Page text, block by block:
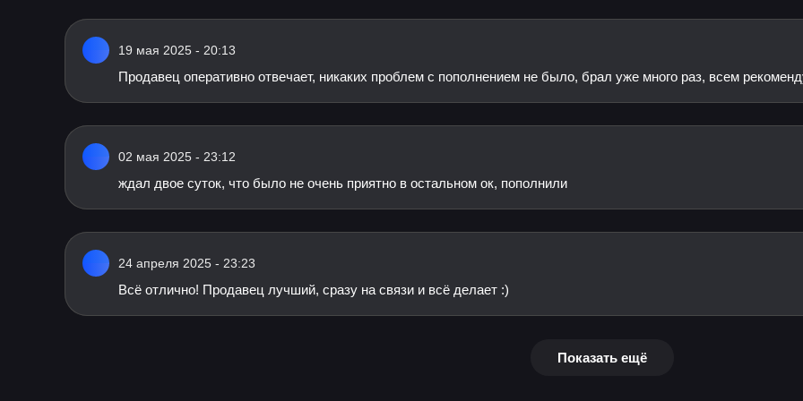
19 мая 2025 - 20:13
Продавец оперативно отвечает, никаких проблем с пополнением не было, брал уже много раз, всем
02 мая 2025 - 23:12
ждал двое суток, что было не очень приятно в остальном ок, пополнили
24 апреля 2025 - 23:23
Всё отлично! Продавец лучший, сразу на связи и всё делает :)
Показать ещё